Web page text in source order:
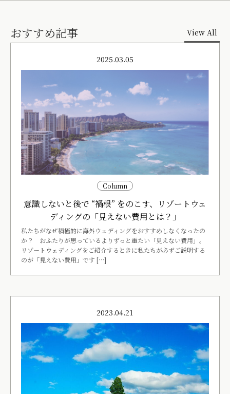
おすすめ記事 View All
2025.03.05
Column
意識しないと後で “禍根” をのこす、リゾートウェ
ディングの「見えない費用とは？」
私たちがなぜ積極的に海外ウェディングをおすすめしなくなったの
か？ おふたりが思っているよりずっと重たい「見えない費用」。
リゾートウェディングをご紹介するときに私たちが必ずご説明する
のが「見えない費用」です […]
2023.04.21